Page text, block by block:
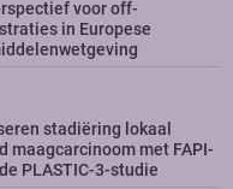
voor off-
in Europese
stadiëring lokaal
maagcarcinoom met FAPI-
PLASTIC-3-studie